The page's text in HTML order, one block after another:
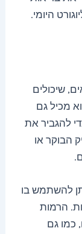
היומי.
שיכולים
מכיל גם
להגביר את
הבוקר או
להשתמש בו
הרמות
כמו גם